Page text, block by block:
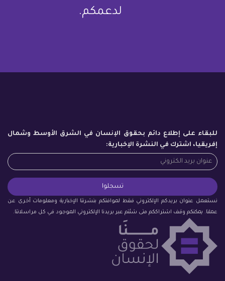
لدعمكم.
للبقاء على إطلاع دائم بحقوق الإنسان في الشرق الأوسط وشمال
إفريقيا، اشترك في النشرة الإخبارية:
نستعمل عنوان بريدكم الإلكتروني فقط لموافتكم بنشرتنا الإخبارية ومعلومات أخرى عن
عملنا. يمكنكم وقف اشتراككم متى شئتم عبر بريدنا الإلكتروني الموجود في كل مراسلاتنا.